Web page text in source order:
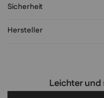
Sicherheit
Hersteller
Leichter